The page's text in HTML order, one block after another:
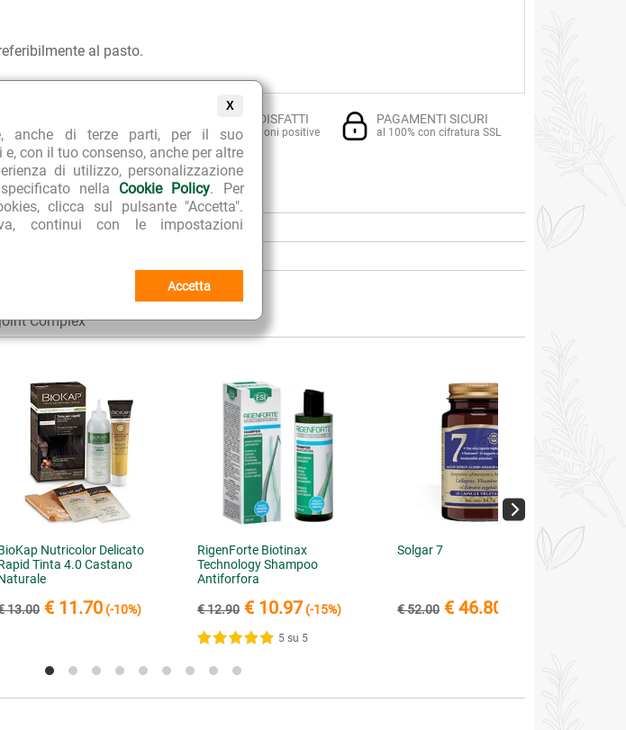
X
anche di terze parti, per il suo
con il tuo consenso, anche per altre
di utilizzo, personalizzazione
nella Cookie Policy. Per
clicca sul pulsante "Accetta".
continui con le impostazioni
Accetta
al pasto.
Affari&Finanza
CLIENTI SODDISFATTI
99.7% di recensioni positive
PAGAMENTI SICURI
al 100% con cifratura SSL
naturali
Complex"
Nutricolor Delicato
Tinta 4.0 Castano
13.00 € 11.70 (-10%)
RigenForte Biotinax
Technology Shampoo
Antiforfora
€ 12.90 € 10.97 (-15%)
5 su 5
Solgar 7
€ 52.00 € 46.80